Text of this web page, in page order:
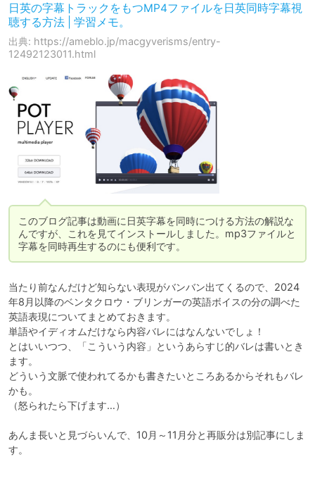
日英の字幕トラックをもつMP4ファイルを日英同時字幕視
聴する方法 | 学習メモ。
出典: https://ameblo.jp/macgyverisms/entry-
12492123011.html
このブログ記事は動画に日英字幕を同時につける方法の解説な
んですが、これを見てインストールしました。mp3ファイルと
当たり前なんだけど知らない表現がバンバン出てくるので、2024
年8月以降のベンタクロウ・ブリンガーの英語ボイスの分の調べた
英語表現についてまとめておきます。
単語やイディオムだけなら内容バレにはなんないでしょ！
とはいいつつ、「こういう内容」というあらすじ的バレは書いとき
ます。
どういう文脈で使われてるかも書きたいところあるからそれもバレ
かも。
（怒られたら下げます…）
あんま長いと見づらいんで、10月～11月分と再販分は別記事にしま
す。